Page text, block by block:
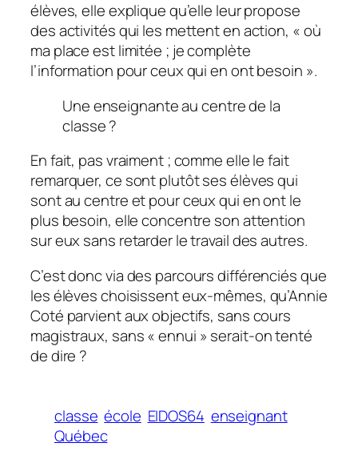
élèves, elle explique qu’elle leur propose
des activités qui les mettent en action, «où
ma place est limitée ; je complète
l’information pour ceux qui en ont besoin ».
Une enseignante au centre de la
classe ?
En fait, pas vraiment ; comme elle le fait
remarquer, ce sont plutôt ses élèves qui
sont au centre et pour ceux qui en ont le
plus besoin, elle concentre son attention
sur eux sans retarder le travail des autres.
C’est donc via des parcours différenciés que
les élèves choisissent eux-mêmes, qu’Annie
Coté parvient aux objectifs, sans cours
magistraux, sans «ennui » serait-on tenté
de dire ?
classe école EIDOS64 enseignant
Québec